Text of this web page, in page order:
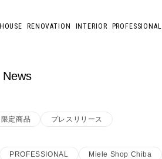
HOUSE RENOVATION INTERIOR PROFESSIONAL
News
限定商品 プレスリリース
PROFESSIONAL Miele Shop Chiba